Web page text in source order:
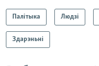
Палітыка Людзі
Здарэньні